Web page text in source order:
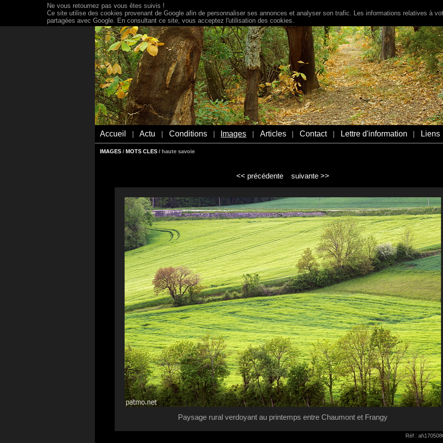
Accueil Actu Conditions Images Articles Contact Lettre d'information Liens
IMAGES / MOTS CLES / haute savoie
<< précédente suivante >>
Paysage rural verdoyant au printemps entre Chaumont et Frangy
Réf :
Ne vous retournez pas vous êtes suivis !
Ce site utilise des cookies provenant de Google afin de personnaliser ses annonces et analyser son trafic. Les informations relatives à
partagées avec Google. En consultant ce site, vous acceptez l'utilisation des cookies.